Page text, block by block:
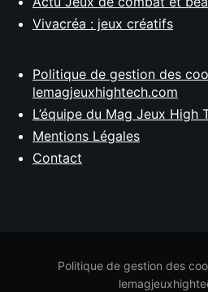
Vivacréa : jeux créatifs
Politique de gestion des
lemagjeuxhightech.com
L’équipe du Mag Jeux High
Mentions Légales
Contact
Politique de gestion des